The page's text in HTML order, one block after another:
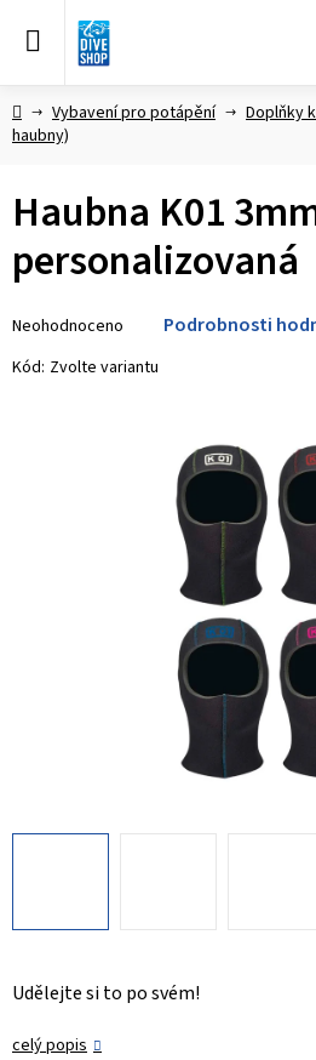
DomůVybavení pro potápění
Doplňky
haubny)
Udělejte si to po svém!
celý popis
Haubna K01
personalizovaná
hodnocení
produktu
Neohodnoceno Podrobnosti
Kód: Zvolte variantu